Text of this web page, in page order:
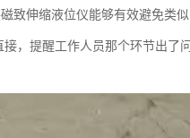
致伸缩液位仪能够有效避免类似
，提醒工作人员那个环节出了问